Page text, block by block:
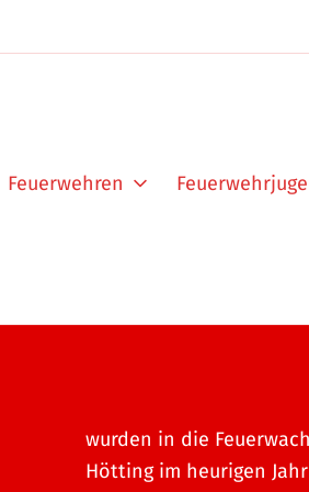
Feuerwehren
wurden in die
Hötting im heurigen